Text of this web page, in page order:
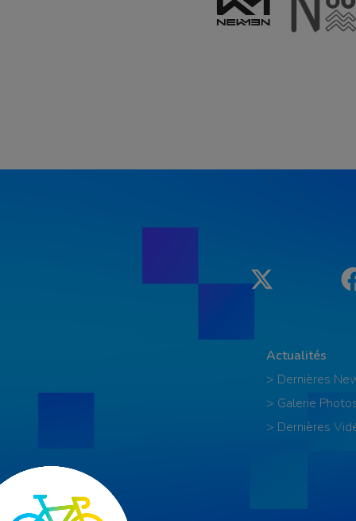
Twitter
Actualités
> Dernières
> Galerie
> Dernières